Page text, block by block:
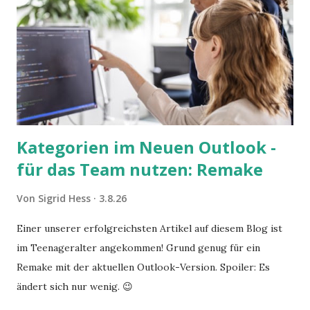
Kategorien im Neuen Outlook -
für das Team nutzen: Remake
Von Sigrid Hess 3.8.26
Einer unserer erfolgreichsten Artikel auf diesem Blog ist
im Teenageralter angekommen! Grund genug für ein
Remake mit der aktuellen Outlook-Version. Spoiler: Es
ändert sich nur wenig. 😉